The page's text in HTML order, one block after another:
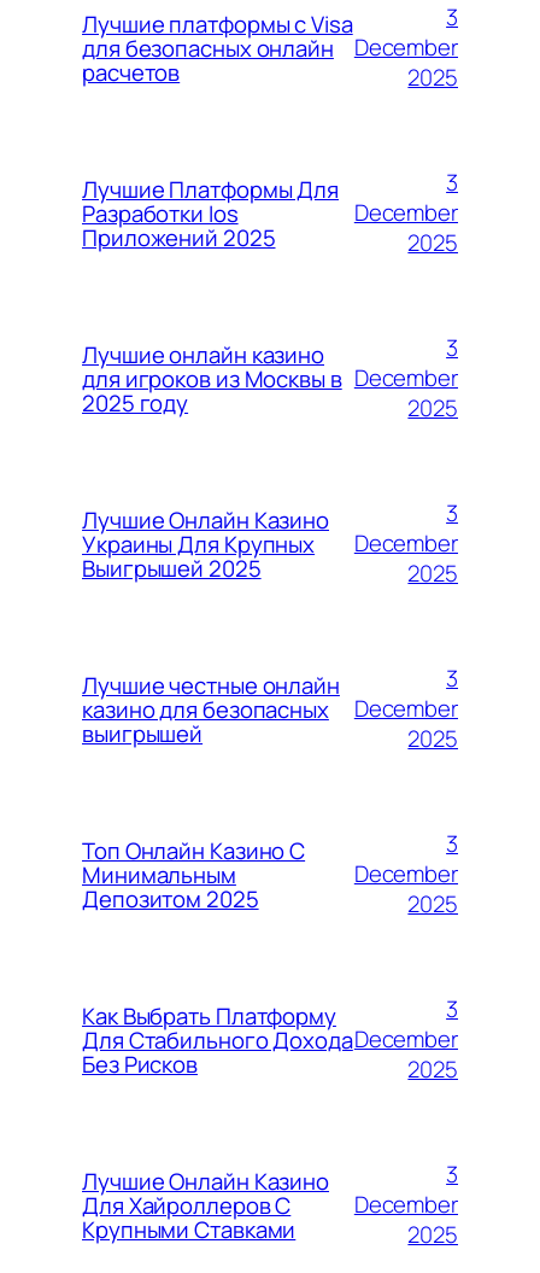
Лучшие платформы с Visa
для безопасных онлайн
расчетов
3
December
2025
Лучшие Платформы Для
Разработки Ios
Приложений 2025
3
December
2025
Лучшие онлайн казино
для игроков из Москвы в
2025 году
3
December
2025
Лучшие Онлайн Казино
Украины Для Крупных
Выигрышей 2025
3
December
2025
Лучшие честные онлайн
казино для безопасных
выигрышей
3
December
2025
Топ Онлайн Казино С
Минимальным
Депозитом 2025
3
December
2025
Как Выбрать Платформу
Для Стабильного Дохода
Без Рисков
3
December
2025
Лучшие Онлайн Казино
Для Хайроллеров С
Крупными Ставками
3
December
2025